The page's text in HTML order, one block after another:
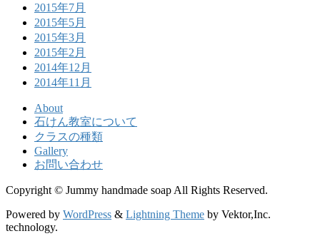
2015年7月
2015年5月
2015年3月
2015年2月
2014年12月
2014年11月
About
石けん教室について
クラスの種類
Gallery
お問い合わせ
Copyright © Jummy handmade soap All Rights Reserved.
Powered by WordPress & Lightning Theme by Vektor,Inc.
technology.